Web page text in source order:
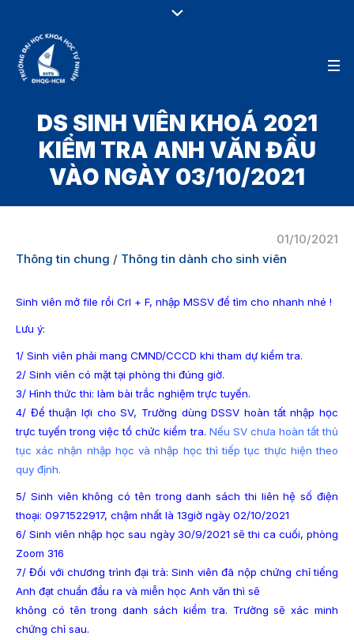
DS SINH VIÊN KHOÁ 2021
KIỂM TRA ANH VĂN ĐẦU
VÀO NGÀY 03/10/2021
01/10/2021
Thông tin chung / Thông tin dành cho sinh viên
Sinh viên mở file rồi Crl + F, nhập MSSV để tìm cho nhanh nhé !
Lưu ý:
1/ Sinh viên phải mang CMND/CCCD khi tham dự kiểm tra.
2/ Sinh viên có mặt tại phòng thi đúng giờ.
3/ Hình thức thi: làm bài trắc nghiệm trực tuyến.
4/ Để thuận lợi cho SV, Trường dùng DSSV hoàn tất nhập học
trực tuyến trong việc tổ chức kiểm tra. Nếu SV chưa hoàn tất thủ
tục xác nhận nhập học và nhập học thì tiếp tục thực hiện theo
quy định.
5/ Sinh viên không có tên trong danh sách thi liên hệ số điện
thoại: 0971522917, chậm nhất là 13giờ ngày 02/10/2021
6/ Sinh viên nhập học sau ngày 30/9/2021 sẽ thi ca cuối, phòng
Zoom 316
7/ Đối với chương trình đại trà: Sinh viên đã nộp chứng chỉ tiếng
Anh đạt chuẩn đầu ra và miễn học Anh văn thì sẽ
không có tên trong danh sách kiểm tra. Trường sẽ xác minh
chứng chỉ sau.